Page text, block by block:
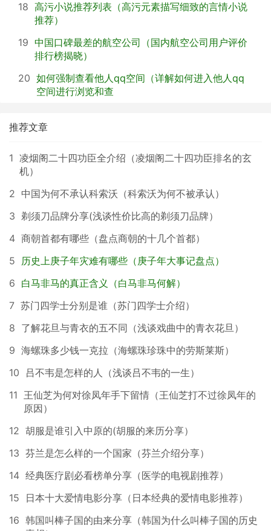
18 高污小说推荐列表（高污元素描写细致的言情小说
推荐）
19 中国口碑最差的航空公司（国内航空公司用户评价
排行榜揭晓）
20 如何强制查看他人qq空间（详解如何进入他人qq
空间进行浏览和查
推荐文章
1 凌烟阁二十四功臣全介绍（凌烟阁二十四功臣排名的玄
机）
2 中国为何不承认科索沃（科索沃为何不被承认）
3 剃须刀品牌分享(浅谈性价比高的剃须刀品牌）
4 商朝首都有哪些（盘点商朝的十几个首都）
5 历史上庚子年灾难有哪些（庚子年大事记盘点）
6 白马非马的真正含义（白马非马何解）
7 苏门四学士分别是谁（苏门四学士介绍）
8 了解花旦与青衣的五不同（浅谈戏曲中的青衣花旦）
9 海螺珠多少钱一克拉（海螺珠珍珠中的劳斯莱斯）
10
吕不韦是怎样的人（浅谈吕不韦的一生）
11 王仙芝为何对徐凤年手下留情（王仙芝打不过徐凤年的
原因）
12 胡服是谁引入中原的(胡服的来历分享）
13 芬兰是怎么样的一个国家（芬兰介绍分享）
14 经典医疗剧必看榜单分享（医学的电视剧推荐）
15
日本十大爱情电影分享（日本经典的爱情电影推荐）
16 韩国叫棒子国的由来分享（韩国为什么叫棒子国的历史